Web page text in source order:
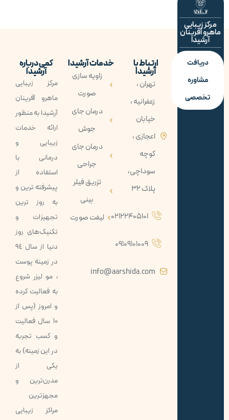
خدمات آرشیدا
زاویه سازی
صورت
درمان جای
جوش
درمان جای
جراحی
تزریق فیلر
بینی
لیفت صورت
کمی درباره
آرشیدا
مرکز زیبایی
ماهرو آفرينان
آرشيدا به منظور
ارائه خدمات
زيبايی و
درمانی با
استفاده از
پيشرفته ترين و
به روز ترين
تجهيزات و
تکنيک‌های روز
دنيا از سال ٩٤
در زمينه پوست
، مو ليزر شروع
به فعاليت كرده
و امروز (پس از
10 سال فعاليت
و کسب تجربه
در اين زمينه) به
يكی از
مدرن‌ترین و
مجهزترين
مراكز زيبايی
ارتباط با
آرشیدا
تهران ،
زعفرانیه ،
خیابان
اعجازی ،
کوچه
سوداچی،
پلاک 32
02122405101
09109101009
info@aarshida.com
مرکز زیبایی
ماهرو آفرینان
آرشیدا
دریافت
مشاوره
تخصصی